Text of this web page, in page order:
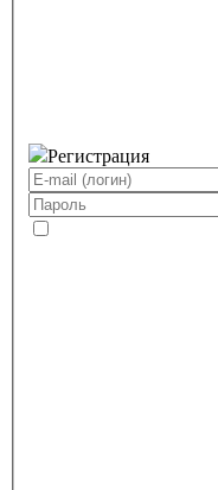
Регистрация